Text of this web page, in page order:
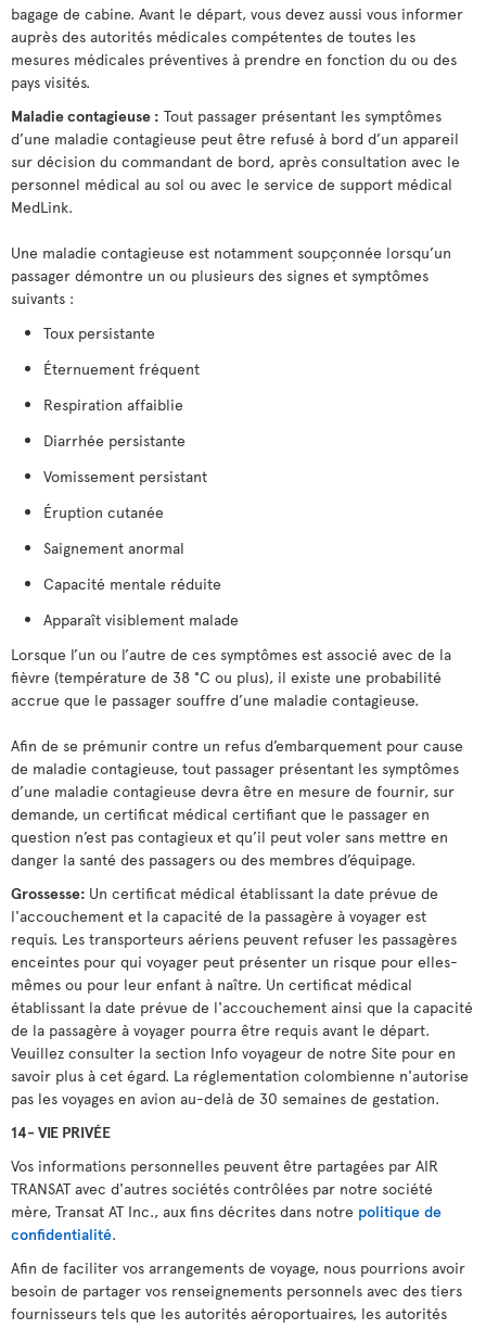
bagage de cabine. Avant le départ, vous devez aussi vous informer
auprès des autorités médicales compétentes de toutes les
mesures médicales préventives à prendre en fonction du ou des
pays visités.
Maladie contagieuse : Tout passager présentant les symptômes
d’une maladie contagieuse peut être refusé à bord d’un appareil
sur décision du commandant de bord, après consultation avec le
personnel médical au sol ou avec le service de support médical
MedLink.
Une maladie contagieuse est notamment soupçonnée lorsqu’un
passager démontre un ou plusieurs des signes et symptômes
suivants :
Toux persistante
Éternuement fréquent
Respiration affaiblie
Diarrhée persistante
Vomissement persistant
Éruption cutanée
Saignement anormal
Capacité mentale réduite
Apparaît visiblement malade
Lorsque l’un ou l’autre de ces symptômes est associé avec de la
fièvre (température de 38 °C ou plus), il existe une probabilité
accrue que le passager souffre d’une maladie contagieuse.
Afin de se prémunir contre un refus d’embarquement pour cause
de maladie contagieuse, tout passager présentant les symptômes
d’une maladie contagieuse devra être en mesure de fournir, sur
demande, un certificat médical certifiant que le passager en
question n’est pas contagieux et qu’il peut voler sans mettre en
danger la santé des passagers ou des membres d’équipage.
Grossesse: Un certificat médical établissant la date prévue de
l'accouchement et la capacité de la passagère à voyager est
requis. Les transporteurs aériens peuvent refuser les passagères
enceintes pour qui voyager peut présenter un risque pour elles-
mêmes ou pour leur enfant à naître. Un certificat médical
établissant la date prévue de l'accouchement ainsi que la capacité
de la passagère à voyager pourra être requis avant le départ.
Veuillez consulter la section Info voyageur de notre Site pour en
savoir plus à cet égard. La réglementation colombienne n'autorise
pas les voyages en avion au-delà de 30 semaines de gestation.
14- VIE PRIVÉE
Vos informations personnelles peuvent être partagées par AIR
TRANSAT avec d'autres sociétés contrôlées par notre société
mère, Transat AT Inc., aux fins décrites dans notre politique de
confidentialité.
Afin de faciliter vos arrangements de voyage, nous pourrions avoir
besoin de partager vos renseignements personnels avec des tiers
fournisseurs tels que les autorités aéroportuaires, les autorités